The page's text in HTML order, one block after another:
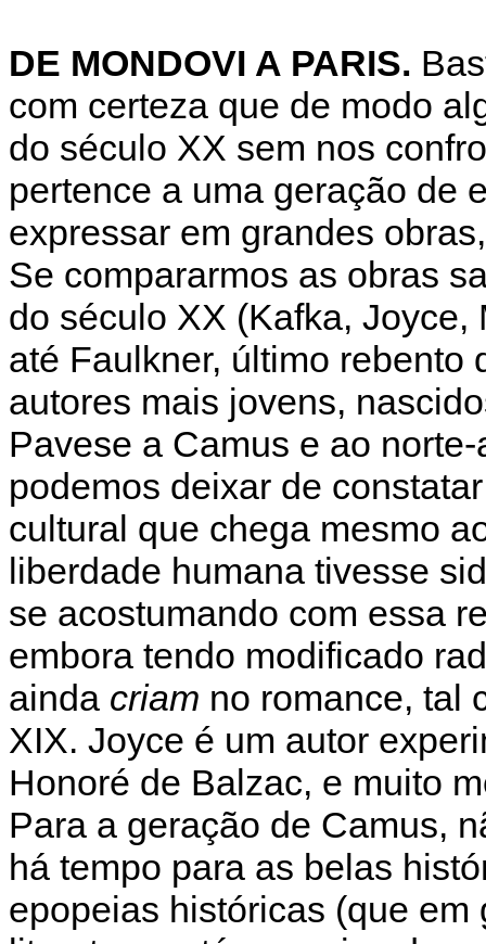
DE MONDOVI A PARIS.
com certeza que de modo
do século XX sem nos
pertence a uma geração de
expressar em grandes
Se compararmos as obras
do século XX (Kafka,
até Faulkner, último rebento
autores mais jovens,
Pavese a Camus e ao
podemos deixar de
cultural que chega mesmo
liberdade humana tivesse
se acostumando com essa
embora tendo modificado
ainda criam no romance, tal
XIX. Joyce é um autor
Honoré de Balzac, e muito
Para a geração de Camus,
há tempo para as belas
epopeias históricas (que